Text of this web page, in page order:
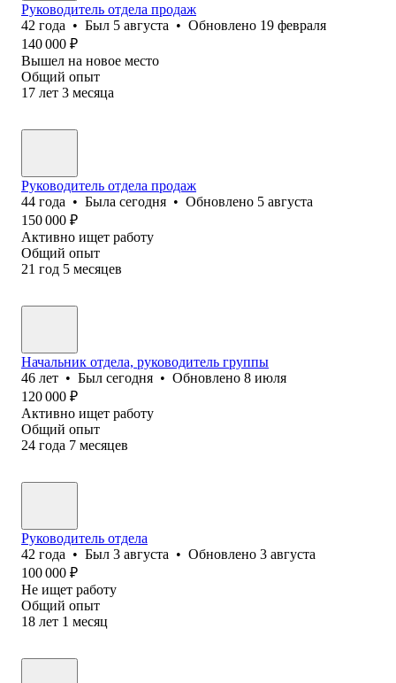
Руководитель отдела продаж
42 года • Был 5 августа • Обновлено 19 февраля
140 000 ₽
Вышел на новое место
Общий опыт
17 лет 3 месяца
Руководитель отдела продаж
44 года • Была сегодня • Обновлено 5 августа
150 000 ₽
Активно ищет работу
Общий опыт
21 год 5 месяцев
Начальник отдела, руководитель группы
46 лет • Был сегодня • Обновлено 8 июля
120 000 ₽
Активно ищет работу
Общий опыт
24 года 7 месяцев
Руководитель отдела
42 года • Был 3 августа • Обновлено 3 августа
100 000 ₽
Не ищет работу
Общий опыт
18 лет 1 месяц